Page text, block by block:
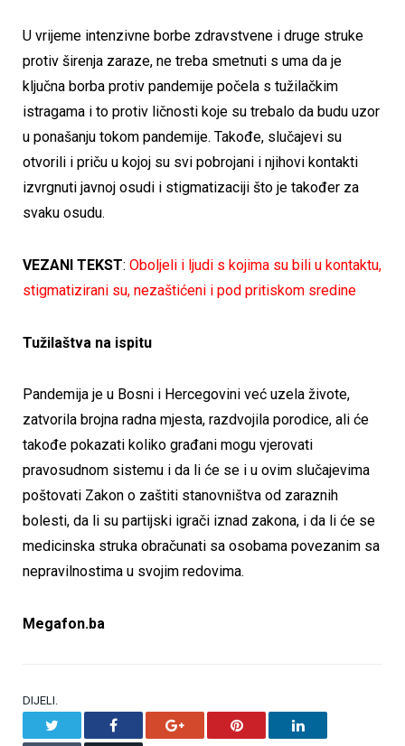
U vrijeme intenzivne borbe zdravstvene i druge struke
protiv širenja zaraze, ne treba smetnuti s uma da je
ključna borba protiv pandemije počela s tužilačkim
istragama i to protiv ličnosti koje su trebalo da budu uzor
u ponašanju tokom pandemije. Takođe, slučajevi su
otvorili i priču u kojoj su svi pobrojani i njihovi kontakti
izvrgnuti javnoj osudi i stigmatizaciji što je također za
svaku osudu.
VEZANI TEKST: Oboljeli i ljudi s kojima su bili u kontaktu,
stigmatizirani su, nezaštićeni i pod pritiskom sredine
Tužilaštva na ispitu
Pandemija je u Bosni i Hercegovini već uzela živote,
zatvorila brojna radna mjesta, razdvojila porodice, ali će
takođe pokazati koliko građani mogu vjerovati
pravosudnom sistemu i da li će se i u ovim slučajevima
poštovati Zakon o zaštiti stanovništva od zaraznih
bolesti, da li su partijski igrači iznad zakona, i da li će se
medicinska struka obračunati sa osobama povezanim sa
nepravilnostima u svojim redovima.
Megafon.ba
DIJELI.
Facebook Google+ Pinterest LinkedIn